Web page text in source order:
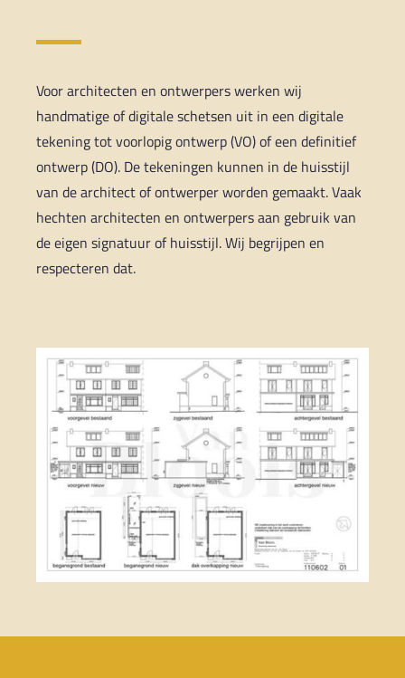
Voor architecten en ontwerpers werken wij
handmatige of digitale schetsen uit in een digitale
tekening tot voorlopig ontwerp (VO) of een definitief
ontwerp (DO). De tekeningen kunnen in de huisstijl
van de architect of ontwerper worden gemaakt. Vaak
hechten architecten en ontwerpers aan gebruik van
de eigen signatuur of huisstijl. Wij begrijpen en
respecteren dat.